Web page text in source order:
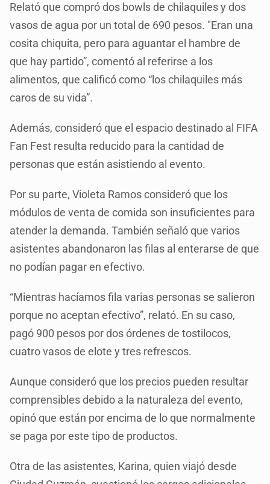
Relató que compró dos bowls de chilaquiles y dos
vasos de agua por un total de 690 pesos. "Eran una
cosita chiquita, pero para aguantar el hambre de
que hay partido”, comentó al referirse a los
alimentos, que calificó como “los chilaquiles más
caros de su vida”.
Además, consideró que el espacio destinado al FIFA
Fan Fest resulta reducido para la cantidad de
personas que están asistiendo al evento.
Por su parte, Violeta Ramos consideró que los
módulos de venta de comida son insuficientes para
atender la demanda. También señaló que varios
asistentes abandonaron las filas al enterarse de que
no podían pagar en efectivo.
“Mientras hacíamos fila varias personas se salieron
porque no aceptan efectivo”, relató. En su caso,
pagó 900 pesos por dos órdenes de tostilocos,
cuatro vasos de elote y tres refrescos.
Aunque consideró que los precios pueden resultar
comprensibles debido a la naturaleza del evento,
opinó que están por encima de lo que normalmente
se paga por este tipo de productos.
Otra de las asistentes, Karina, quien viajó desde